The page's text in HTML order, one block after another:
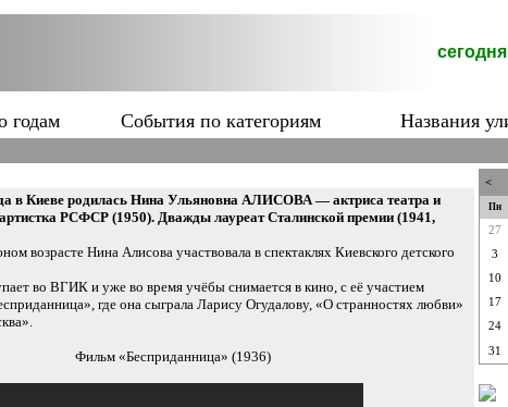
сегодня
годам События по категориям Названия
в Киеве родилась Нина Ульяновна АЛИСОВА — актриса театра и
РСФСР (1950). Дважды лауреат Сталинской премии (1941,
возрасте Нина Алисова участвовала в спектаклях Киевского детского
во ВГИК и уже во время учёбы снимается в кино, с её участием
где она сыграла Ларису Огудалову, «О странностях любви»
Фильм «Бесприданница» (1936)
<
Пн
27
3
10
17
24
31